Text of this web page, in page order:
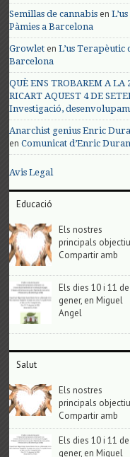
Semillas de cannabis en
Pàmies a Barcelona
Growlet enL’us Terapèutic
Barcelona
QUÈ ENS TROBAREM A LA
RICART AQUEST 4 DE
Investigació,
Anarchist genius Enric
enComunicat d’Enric
Avis Legal
Educació
Els nostres
principals
Compartir amb
Els dies 10 i 11 de
gener, en Miguel
Angel
Salut
Els nostres
principals
Compartir amb
Els dies 10 i 11 de
gener, en Miguel